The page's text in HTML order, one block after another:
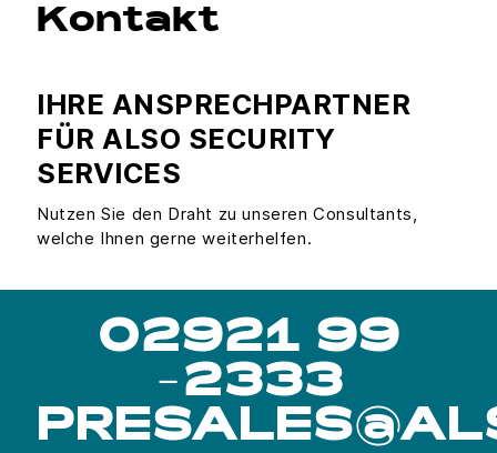
Kontakt
IHRE ANSPRECHPARTNER
FÜR ALSO SECURITY
SERVICES
Nutzen Sie den Draht zu unseren Consultants,
welche Ihnen gerne weiterhelfen.
02921 99
-2333